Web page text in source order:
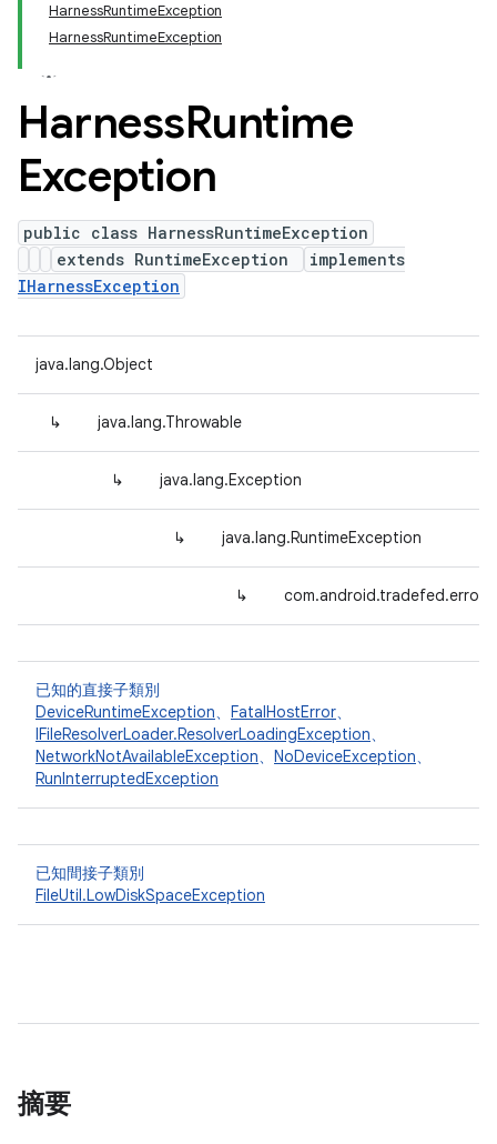
HarnessRuntimeException
HarnessRuntimeException
HarnessRuntime
Exception
public class HarnessRuntimeException
extends RuntimeException
implements
IHarnessException
java.lang.Object
↳ java.lang.Throwable
↳ java.lang.Exception
↳ java.lang.RuntimeException
↳
已知的直接子類別
DeviceRuntimeException、 FatalHostError、
IFileResolverLoader.ResolverLoadingException、
NetworkNotAvailableException、 NoDeviceException、
RunInterruptedException
已知間接子類別
FileUtil.LowDiskSpaceException
摘要